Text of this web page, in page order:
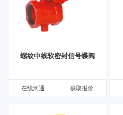
螺纹中线软密封信号蝶阀
在线沟通 获取报价